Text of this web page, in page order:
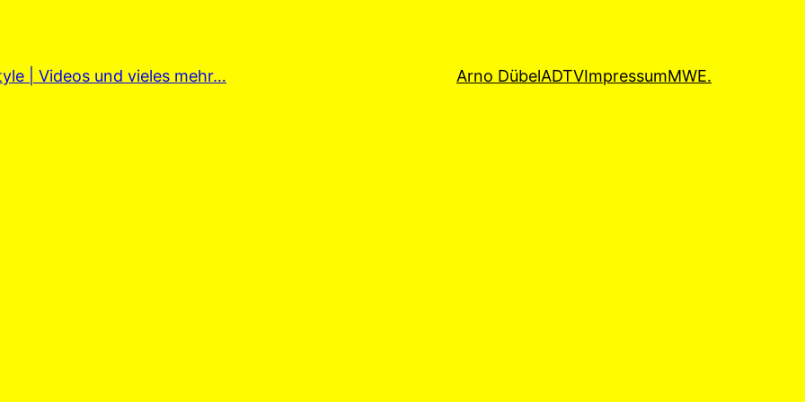
| Videos und vieles mehr… Arno DübelADTVImpressumMWE.